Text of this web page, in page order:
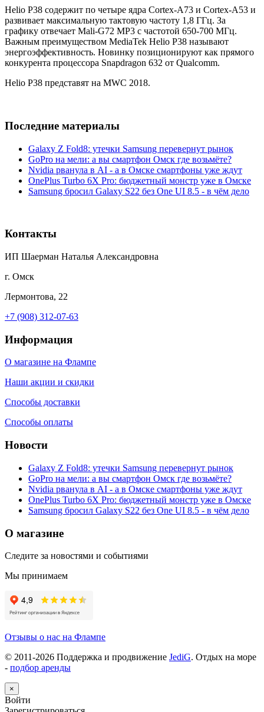
Helio P38 содержит по четыре ядра Cortex-A73 и Cortex-A53 и
развивает максимальную тактовую частоту 1,8 ГГц. За
графику отвечает Mali-G72 MP3 с частотой 650-700 МГц.
Важным преимуществом MediaTek Helio P38 называют
энергоэффективность. Новинку позиционируют как прямого
конкурента процессора Snapdragon 632 от Qualcomm.
Helio P38 представят на MWC 2018.
Последние материалы
Galaxy Z Fold8: утечки Samsung перевернут рынок
GoPro на мели: а вы смартфон Омск где возьмёте?
Nvidia рванула в AI - а в Омске смартфоны уже ждут
OnePlus Turbo 6X Pro: бюджетный монстр уже в Омске
Samsung бросил Galaxy S22 без One UI 8.5 - в чём дело
Контакты
ИП Шаерман Наталья Александровна
г. Омск
Лермонтова, 22
+7 (908) 312-07-63
Информация
О магазине на Флампе
Наши акции и скидки
Способы доставки
Способы оплаты
Новости
Galaxy Z Fold8: утечки Samsung перевернут рынок
GoPro на мели: а вы смартфон Омск где возьмёте?
Nvidia рванула в AI - а в Омске смартфоны уже ждут
OnePlus Turbo 6X Pro: бюджетный монстр уже в Омске
Samsung бросил Galaxy S22 без One UI 8.5 - в чём дело
О магазине
Следите за новостями и событиями
Мы принимаем
Отзывы о нас на Флампе
© 2011-2026 Поддержка и продвижение JediG. Отдых на море
- подбор аренды
×
Войти